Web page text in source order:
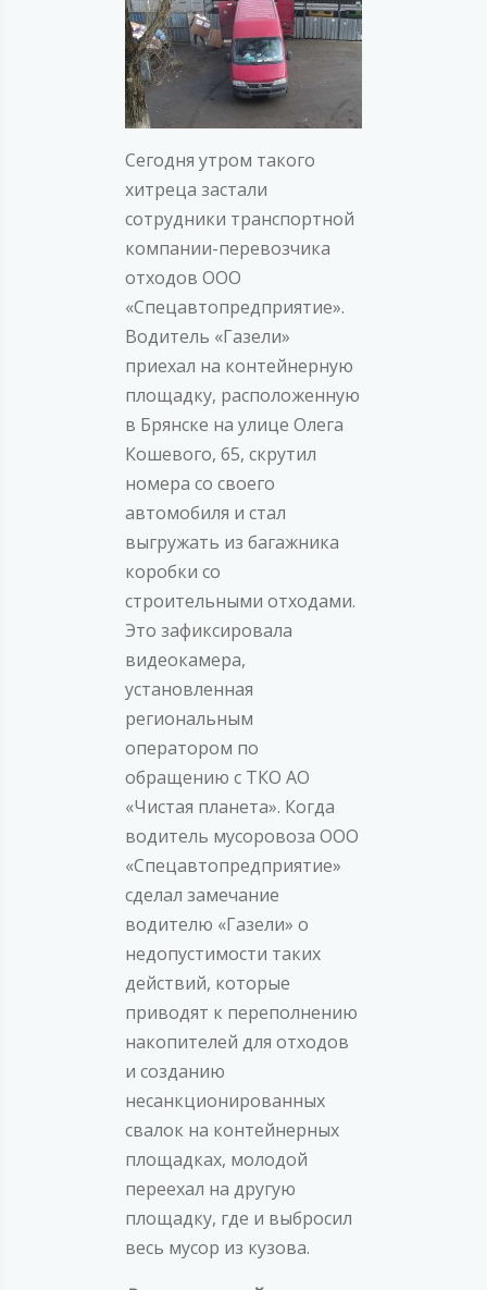
Сегодня утром такого
хитреца застали
сотрудники транспортной
компании-перевозчика
отходов ООО
«Спецавтопредприятие».
Водитель «Газели»
приехал на контейнерную
площадку, расположенную
в Брянске на улице Олега
Кошевого, 65, скрутил
номера со своего
автомобиля и стал
выгружать из багажника
коробки со
строительными отходами.
Это зафиксировала
видеокамера,
установленная
региональным
оператором по
обращению с ТКО АО
«Чистая планета». Когда
водитель мусоровоза ООО
«Спецавтопредприятие»
сделал замечание
водителю «Газели» о
недопустимости таких
действий, которые
приводят к переполнению
накопителей для отходов
и созданию
несанкционированных
свалок на контейнерных
площадках, молодой
переехал на другую
площадку, где и выбросил
весь мусор из кузова.